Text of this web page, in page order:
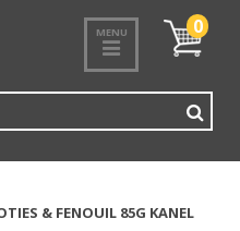
MENU
Mon
panier
0
& FENOUIL 85G KANEL